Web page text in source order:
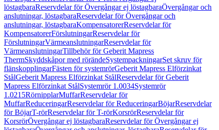
löstagbaraReservdelar för Övergångar ej löstagbaraÖvergångar och
anslutningar, löstagbaraReservdelar för Övergångar och
anslutningar, löstagbaraKompensatorerReservdelar för
KompensatorerFörslutningarReservdelar för
FörslutningarVärmeanslutningarReservdelar för
VärmeanslutningarTillbehör för Geberit Mapress
ThermSkyddskåpor med rörändeSystempackningarSet skruv för
flänskopplingarFästen för systemrörGeberit Mapress Elförzinkat
StålGeberit Mapress Elförzinkat StålReservdelar för Geberit
Mapress Elförzinkat StålSystemrör 1.0034Systemrör
1.0215RörnipplarMuffarReservdelar för
MuffarReduceringarReservdelar för ReduceringarBöjarReservdelar
för BöjarT-rörReservdelar för T-rörKorsrörReservdelar för
KorsrörÖvergångar ej löstagbaraReservdelar för Övergångar ej